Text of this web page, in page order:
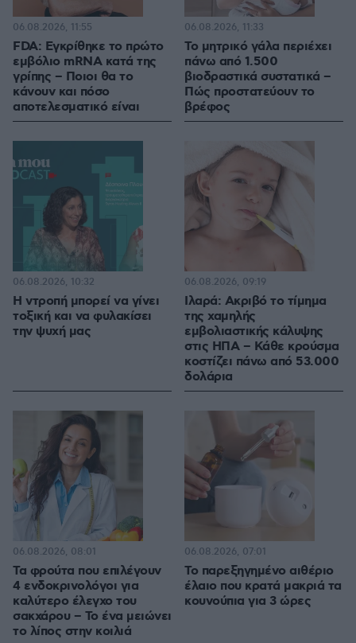
FDA: Εγκρίθηκε το πρώτο
εμβόλιο mRNA κατά της
γρίπης – Ποιοι θα το
κάνουν και πόσο
αποτελεσματικό είναι
06.08.2026, 11:55
Το μητρικό γάλα περιέχει
πάνω από 1.500
βιοδραστικά συστατικά –
Πώς προστατεύουν το
βρέφος
06.08.2026, 11:33
Η ντροπή μπορεί να γίνει
τοξική και να φυλακίσει
την ψυχή μας
06.08.2026, 10:32
Ιλαρά: Ακριβό το τίμημα
της χαμηλής
εμβολιαστικής κάλυψης
στις ΗΠΑ – Κάθε κρούσμα
κοστίζει πάνω από 53.000
δολάρια
06.08.2026, 09:19
Τα φρούτα που επιλέγουν
4 ενδοκρινολόγοι για
καλύτερο έλεγχο του
σακχάρου – Το ένα μειώνει
το λίπος στην κοιλιά
06.08.2026, 08:01
Το παρεξηγημένο αιθέριο
έλαιο που κρατά μακριά τα
κουνούπια για 3 ώρες
06.08.2026, 07:01